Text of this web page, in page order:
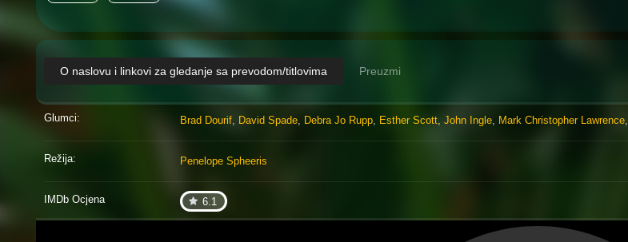
O naslovu i linkovi za gledanje sa prevodom/titlovima Preuzmi
Glumci: Brad Dourif, David Spade, Debra Jo Rupp, Esther Scott, John Ingle, Mark Christopher Lawrence,
Režija: Penelope Spheeris
IMDb Ocjena 6.1